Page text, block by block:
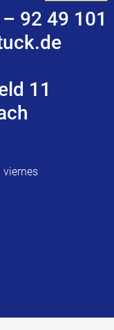
92 49 101
11
viernes